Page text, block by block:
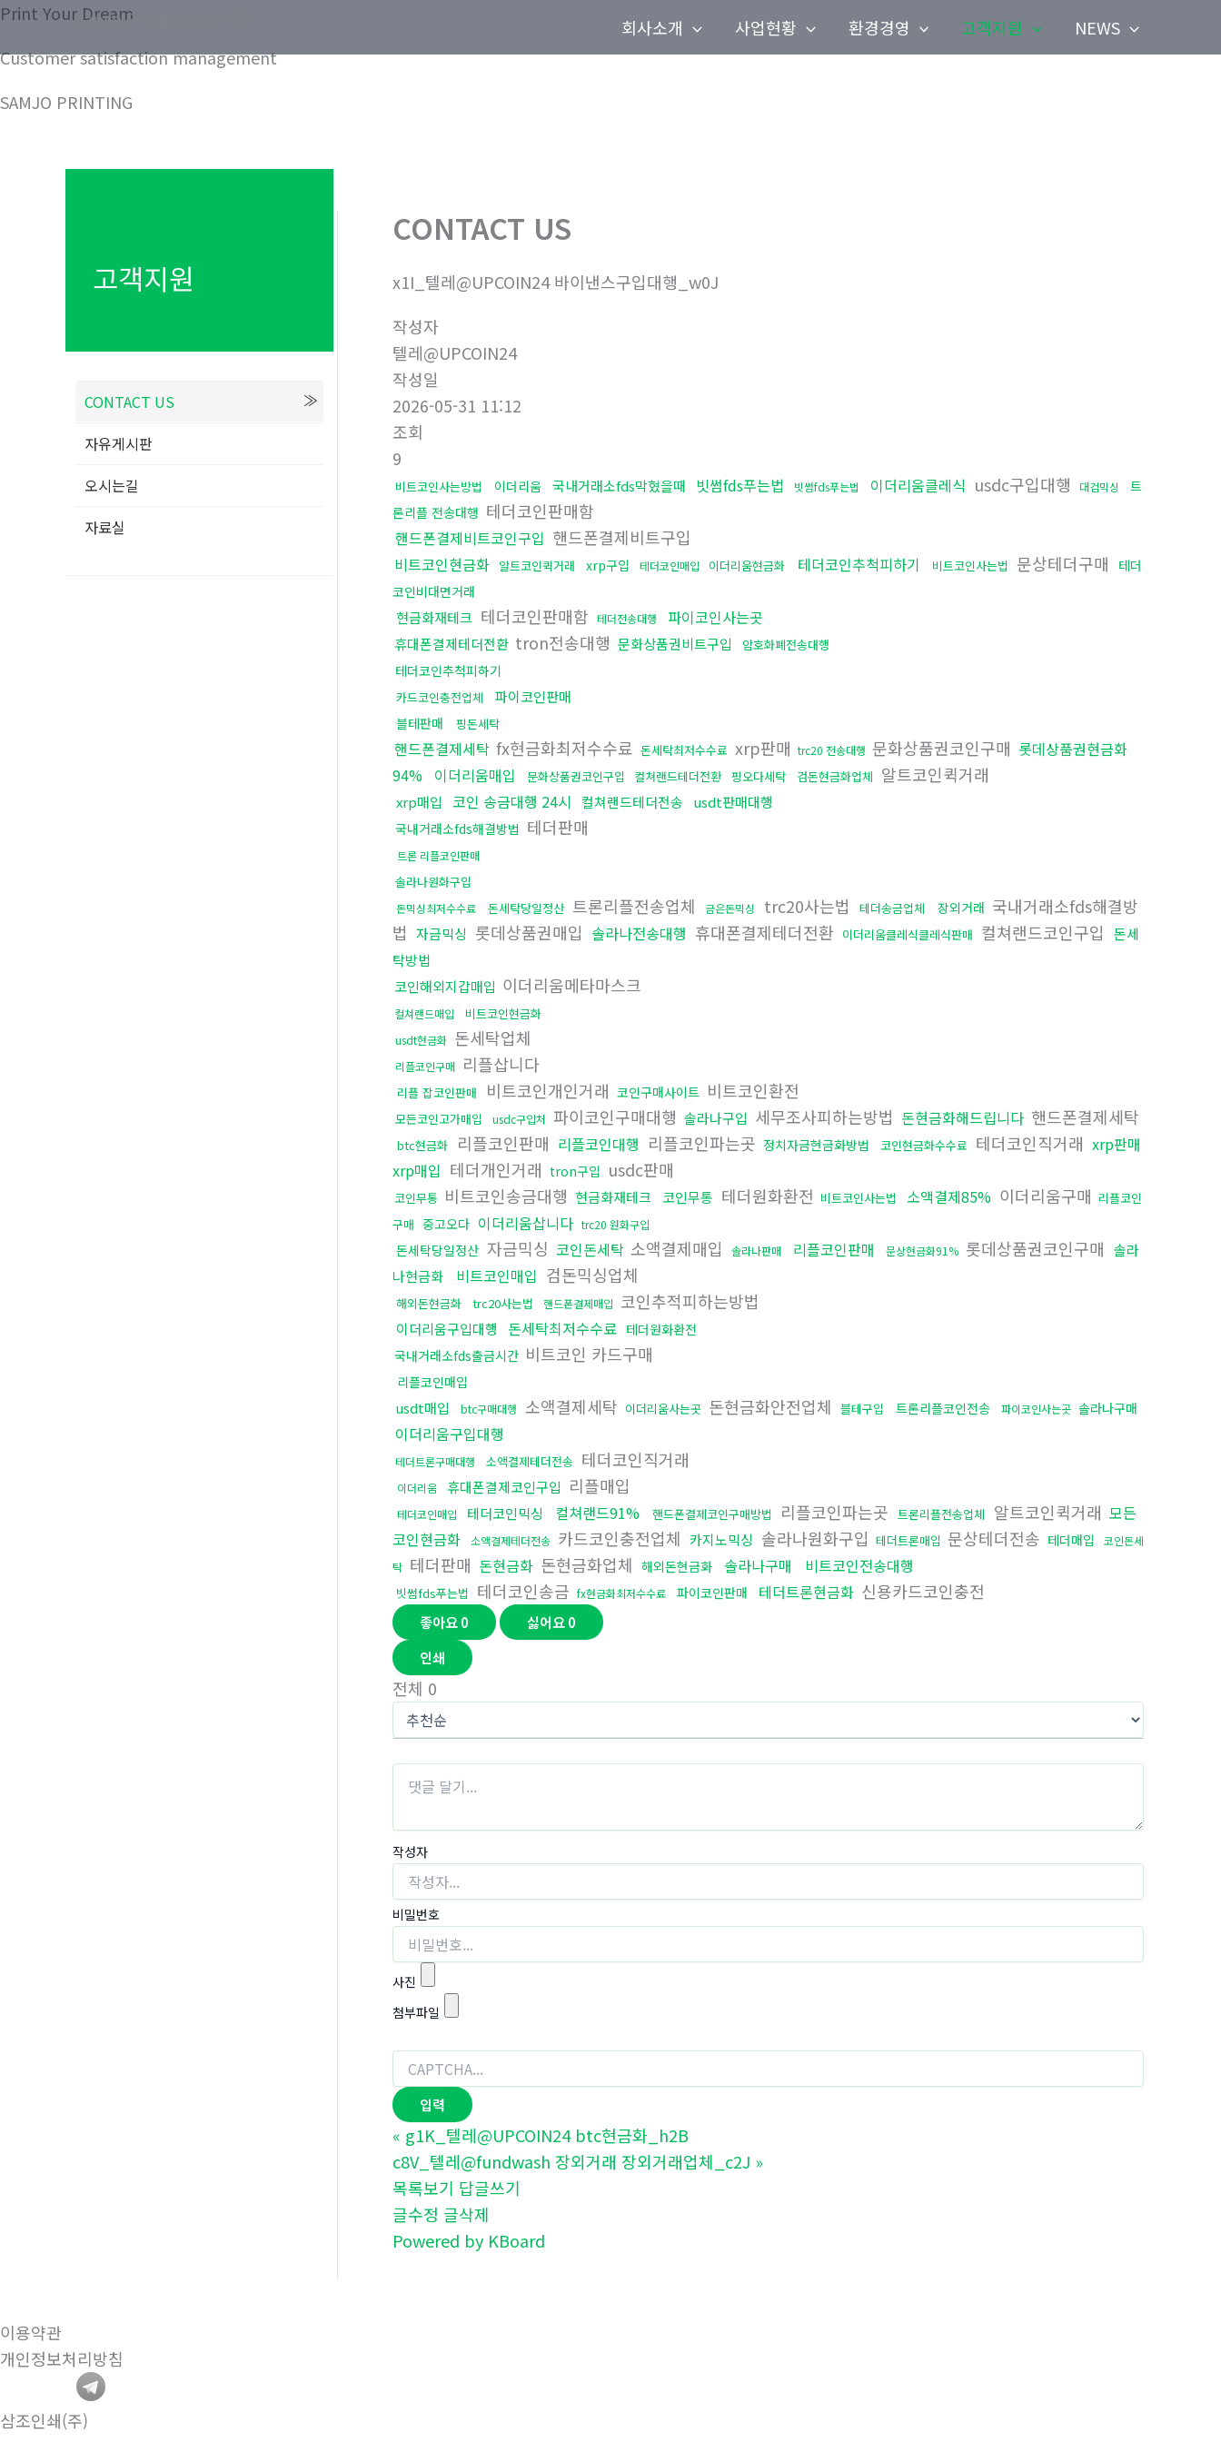
콘
츠
건
Samjo Printing Co. LTD. 회사소개 사업현황 환경경영 고객지원 NEWS
Print Your Dream
Customer satisfaction management
SAMJO PRINTING
고객지원
CONTACT US
자유게시판
오시는길
자료실
CONTACT US
x1I_텔레@UPCOIN24 바이낸스구입대행_w0J
작성자
텔레@UPCOIN24
작성일
2026-05-31 11:12
조회
9
비트코인사는방법 이더리움 국내거래소fds막혔을때 빗썸fds푸는법 빗썸fds푸는법 이더리움클레식 usdc구입대행 대검믹싱
트
론리플 전송대행 테더코인판매함
핸드폰결제비트코인구입 핸드폰결제비트구입
비트코인현금화 알트코인퀵거래 xrp구입 테더코인매입 이더리움현금화 테더코인추척피하기 비트코인사는법 문상테더구매
테더
코인비대면거래
현금화재테크 테더코인판매함 테더전송대행 파이코인사는곳
휴대폰결제테더전환 tron전송대행 문화상품권비트구입 암호화폐전송대행
테더코인추척피하기
카드코인충전업체 파이코인판매
블테판매 핑돈세탁
핸드폰결제세탁 fx현금화최저수수료 돈세탁최저수수료 xrp판매 trc20 전송대행 문화상품권코인구매 롯데상품권현금화
94% 이더리움매입 문화상품권코인구입 컬쳐랜드테더전환 핑오다세탁 검돈현금화업체 알트코인퀵거래
xrp매입 코인 송금대행 24시 컬쳐랜드테더전송 usdt판매대행
국내거래소fds해결방법 테더판매
트론 리플코인판매
솔라나원화구입
돈믹싱최저수수료 돈세탁당일정산 트론리플전송업체 금은돈믹싱 trc20사는법 테더송금업체 장외거래 국내거래소fds해결방
법 자금믹싱 롯데상품권매입 솔라나전송대행 휴대폰결제테더전환 이더리움클레식클레식판매 컬쳐랜드코인구입
돈세
탁방법
코인해외지갑매입 이더리움메타마스크
컬쳐랜드매입 비트코인현금화
usdt현금화 돈세탁업체
리플코인구매 리플삽니다
리플 잡코인판매 비트코인개인거래 코인구매사이트 비트코인환전
모든코인고가매입 usdc구입처 파이코인구매대행 솔라나구입 세무조사피하는방법 돈현금화해드립니다 핸드폰결제세탁
btc현금화 리플코인판매 리플코인대행 리플코인파는곳 정치자금현금화방법 코인현금화수수료 테더코인직거래 xrp판매
xrp매입 테더개인거래 tron구입 usdc판매
코인무통 비트코인송금대행 현금화재테크 코인무통 테더원화환전 비트코인사는법 소액결제85% 이더리움구매 리플코인
구매 중고오다 이더리움삽니다 trc20 원화구입
돈세탁당일정산 자금믹싱 코인돈세탁 소액결제매입 솔라나판매 리플코인판매 문상현금화91% 롯데상품권코인구매 솔라
나현금화
비트코인매입 검돈믹싱업체
해외돈현금화 trc20사는법 핸드폰결제매입 코인추적피하는방법
이더리움구입대행 돈세탁최저수수료 테더원화환전
국내거래소fds출금시간 비트코인 카드구매
리플코인매입
usdt매입 btc구매대행 소액결제세탁 이더리움사는곳 돈현금화안전업체 블테구입 트론리플코인전송 파이코인사는곳 솔라나구매
이더리움구입대행
테더트론구매대행 소액결제테더전송 테더코인직거래
이더리움 휴대폰결제코인구입 리플매입
테더코인매입 테더코인믹싱 컬쳐랜드91% 핸드폰결제코인구매방법 리플코인파는곳 트론리플전송업체 알트코인퀵거래 모든
코인현금화
소액결제테더전송 카드코인충전업체 카지노믹싱 솔라나원화구입 테더트론매입 문상테더전송 테더매입
코인돈세
탁 테더판매 돈현금화 돈현금화업체 해외돈현금화 솔라나구매 비트코인전송대행
빗썸fds푸는법 테더코인송금 fx현금화최저수수료 파이코인판매 테더트론현금화 신용카드코인충전
좋아요0 싫어요0
인쇄
전체 0
작성자
비밀번호
사진
첨부파일
« g1K_텔레@UPCOIN24 btc현금화_h2B
c8V_텔레@fundwash 장외거래 장외거래업체_c2J »
목록보기 답글쓰기
글수정 글삭제
Powered by KBoard
이용약관
개인정보처리방침
삼조인쇄(주)